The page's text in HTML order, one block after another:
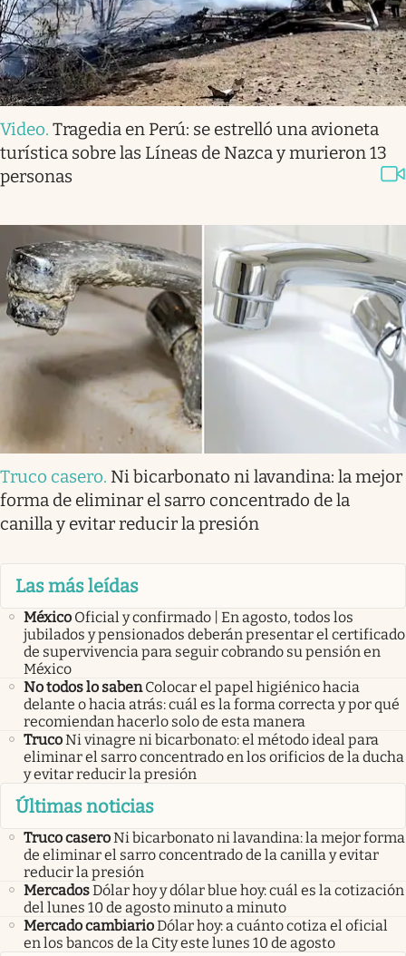
Video. Tragedia en Perú: se estrelló una avioneta
turística sobre las Líneas de Nazca y murieron 13
personas
Truco casero. Ni bicarbonato ni lavandina: la mejor
forma de eliminar el sarro concentrado de la
canilla y evitar reducir la presión
Las más leídas
México Oficial y confirmado | En agosto, todos los
jubilados y pensionados deberán presentar el certificado
de supervivencia para seguir cobrando su pensión en
México
No todos lo saben Colocar el papel higiénico hacia
delante o hacia atrás: cuál es la forma correcta y por qué
recomiendan hacerlo solo de esta manera
TrucoNi vinagre ni bicarbonato: el método ideal para
eliminar el sarro concentrado en los orificios de la ducha
y evitar reducir la presión
Últimas noticias
Truco caseroNi bicarbonato ni lavandina: la mejor forma
de eliminar el sarro concentrado de la canilla y evitar
reducir la presión
MercadosDólar hoy y dólar blue hoy: cuál es la cotización
del lunes 10 de agosto minuto a minuto
Mercado cambiarioDólar hoy: a cuánto cotiza el oficial
en los bancos de la City este lunes 10 de agosto